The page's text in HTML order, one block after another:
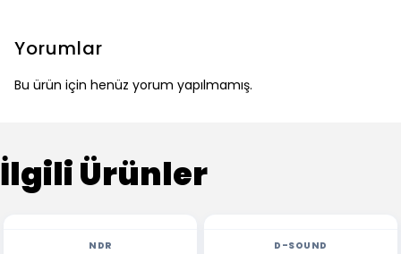
Yorumlar
Bu ürün için henüz yorum yapılmamış.
İlgili Ürünler
NDR D-SOUND